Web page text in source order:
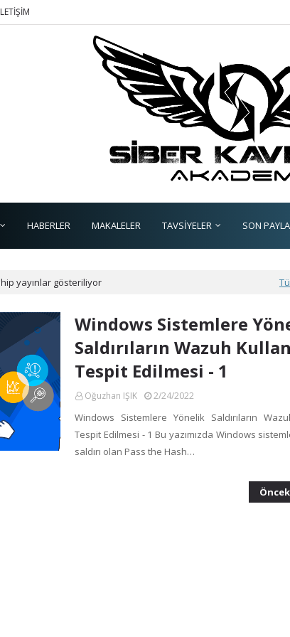
HABERLER MAKALELER TAVSİYELER SON
yayınlar gösteriliyor
Windows Sistemlere
Saldırıların Wazuh
Tespit Edilmesi - 1
Oğuzhan IŞIK 2/24/2022
Windows Sistemlere Yönelik Saldırıların
Tespit Edilmesi - 1 Bu yazımızda Windows
saldırı olan Pass the Hash…